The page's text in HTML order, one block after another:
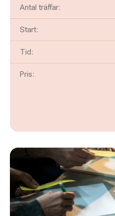
Antal träffar:
Start:
Tid:
Pris: